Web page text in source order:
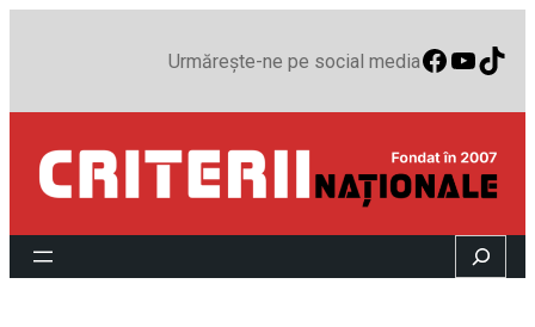
Urmărește-ne pe social media
Search